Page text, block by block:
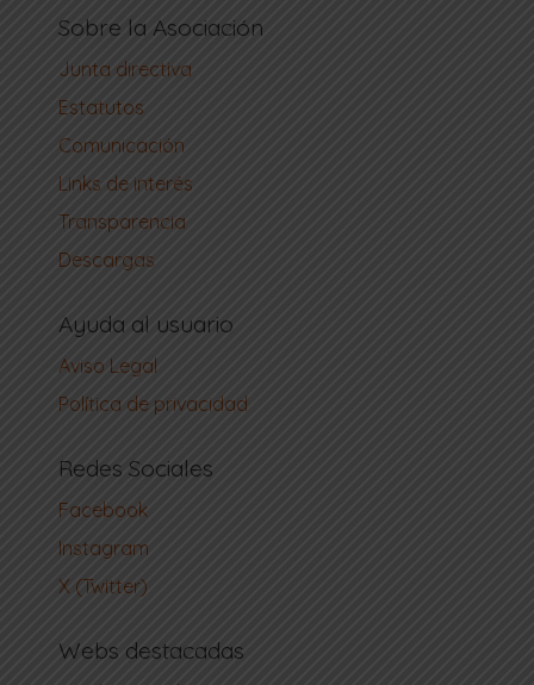
Sobre la Asociación
Junta directiva
Estatutos
Comunicación
Links de interés
Transparencia
Descargas
Ayuda al usuario
Aviso Legal
Política de privacidad
Redes Sociales
Facebook
Instagram
X (Twitter)
Webs destacadas